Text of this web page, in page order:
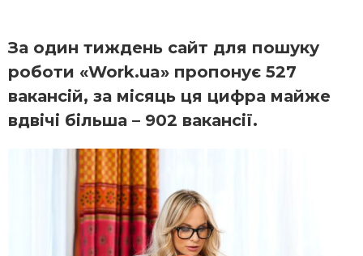
За один тиждень сайт для пошуку
роботи «Work.ua» пропонує 527
вакансій, за місяць ця цифра майже
вдвічі більша – 902 вакансії.